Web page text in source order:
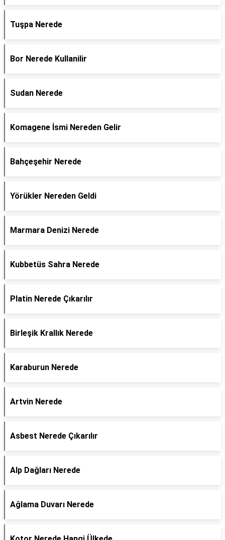
Tuşpa Nerede
Bor Nerede Kullanilir
Sudan Nerede
Komagene İsmi Nereden Gelir
Bahçeşehir Nerede
Yörükler Nereden Geldi
Marmara Denizi Nerede
Kubbetüs Sahra Nerede
Platin Nerede Çıkarılır
Birleşik Krallık Nerede
Karaburun Nerede
Artvin Nerede
Asbest Nerede Çıkarılır
Alp Dağları Nerede
Ağlama Duvarı Nerede